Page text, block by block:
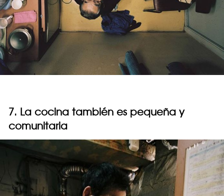
7. La cocina también es pequeña y
comunitaria